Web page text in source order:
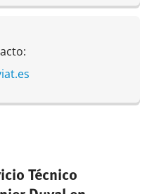
Técnico